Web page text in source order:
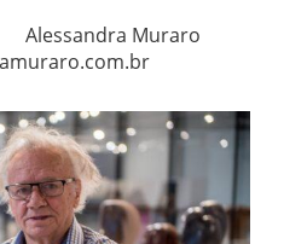
Alessandra Muraro